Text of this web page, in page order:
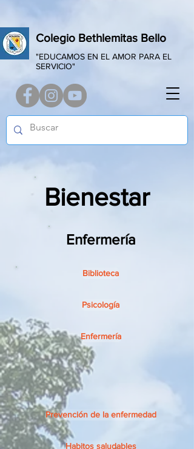
Colegio Bethlemitas Bello
"EDUCAMOS EN EL AMOR PARA EL
SERVICIO"
Bienestar
Enfermería
Biblioteca
Psicología
Enfermería
Prevención de la enfermedad
Habitos saludables